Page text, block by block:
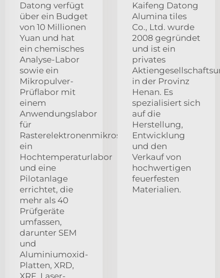
Datong verfügt
über ein Budget
von 10 Millionen
Yuan und hat
ein chemisches
Analyse-Labor
sowie ein
Mikropulver-
Prüflabor mit
einem
Anwendungslabor
für
Rasterelektronenmikroskope,
ein
Hochtemperaturlabor
und eine
Pilotanlage
errichtet, die
mehr als 40
Prüfgeräte
umfassen,
darunter SEM
und
Aluminiumoxid-
Platten, XRD,
Kaifeng Datong
Alumina tiles
Co., Ltd. wurde
2008 gegründet
und ist ein
privates
in der Provinz
Henan. Es
spezialisiert sich
auf die
Herstellung,
Entwicklung
und den
Verkauf von
hochwertigen
feuerfesten
Materialien.